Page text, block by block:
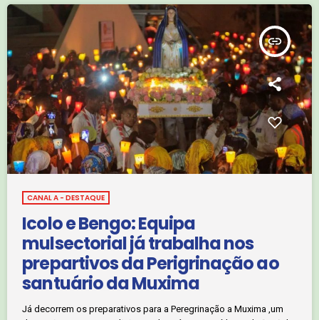
insert_link
CANAL A - DESTAQUE
Icolo e Bengo: Equipa
mulsectorial já trabalha nos
prepartivos da Perigrinação ao
santuário da Muxima
Já decorrem os preparativos para a Peregrinação a Muxima ,um